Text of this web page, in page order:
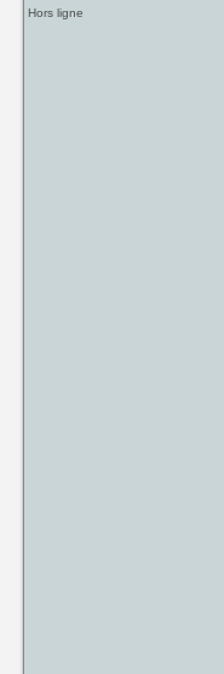
Hors ligne